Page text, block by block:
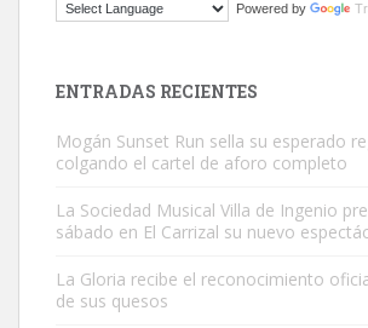
Busco adopción responsable para mi perra.
PERRO MACHO RAZA SHIBA CON MICROCHIP
Powered by
ENTRADAS RECIENTES
Mogán Sunset Run sella su esperado
colgando el cartel de aforo completo
La Sociedad Musical Villa de Ingenio
sábado en El Carrizal su nuevo
La Gloria recibe el reconocimiento
de sus quesos